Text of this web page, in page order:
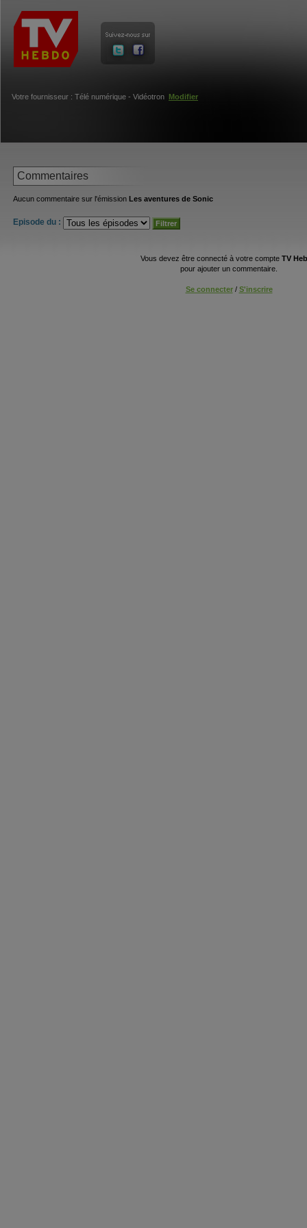
Votre fournisseur : Télé numérique - Vidéotron Modifier
Commentaires
Aucun commentaire sur l'émission Les aventures de Sonic
Episode du :
Vous devez être connecté à votre compte TV
pour ajouter un commentaire.
Se connecter/ S'inscrire